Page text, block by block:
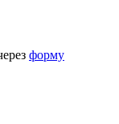
форму